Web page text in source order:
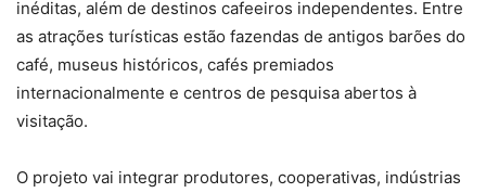
inéditas, além de destinos cafeeiros independentes. Entre
as atrações turísticas estão fazendas de antigos barões do
café, museus históricos, cafés premiados
internacionalmente e centros de pesquisa abertos à
visitação.
O projeto vai integrar produtores, cooperativas, indústrias